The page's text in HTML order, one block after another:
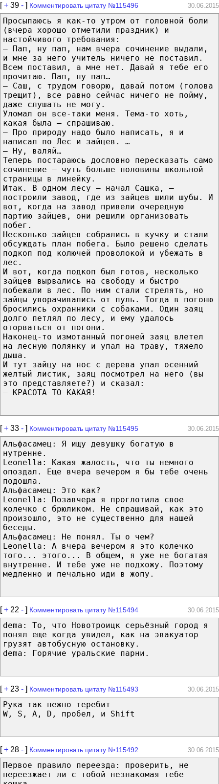
[+ 39 - ] Комментировать цитату №115496 30.06.2015
Просыпаюсь я как-то утром от головной боли
(вчера хорошо отметили праздник) и
настойчивого требования:
— Пап, ну пап, нам вчера сочинение выдали,
и мне за него учитель ничего не поставил.
Всем поставил, а мне нет. Давай я тебе его
прочитаю. Пап, ну пап…
— Саш, с трудом говорю, давай потом (голова
трещит), все равно сейчас ничего не пойму,
даже слушать не могу.
Уломал он все-таки меня. Тема-то хоть,
какая была — спрашиваю.
— Про природу надо было написать, я и
написал по Лес и зайцев. …
— Ну, валяй…
Теперь постараюсь дословно пересказать само
сочинение — чуть больше половины школьной
страницы в линейку.
Итак. В одном лесу — начал Сашка, —
построили завод, где из зайцев шили шубы. И
вот, когда на завод привели очередную
партию зайцев, они решили организовать
побег.
Несколько зайцев собрались в кучку и стали
обсуждать план побега. Было решено сделать
подкоп под колючей проволокой и убежать в
лес.
И вот, когда подкоп был готов, несколько
зайцев вырвались на свободу и быстро
побежали в лес. По ним стали стрелять, но
зайцы уворачивались от пуль. Тогда в погоню
бросились охранники с собаками. Один заяц
долго петлял по лесу, и ему удалось
оторваться от погони.
Наконец-то измотанный погоней заяц влетел
на лесную полянку и упал на траву, тяжело
дыша.
И тут зайцу на нос с дерева упал осенний
желтый листик, заяц посмотрел на него (вы
это представляете?) и сказал:
— КРАСОТА-ТО КАКАЯ!
[+ 33 - ] Комментировать цитату №115495 30.06.2015
Альфасамец: Я ищу девушку богатую в
нутренне.
Leonella: Какая жалость, что ты немного
опоздал. Еще вчера вечером я бы тебе очень
подошла.
Альфасамец: Это как?
Leonella: Позавчера я проглотила свое
колечко с брюликом. Не спрашивай, как это
произошло, это не существенно для нашей
беседы.
Альфасамец: Не понял. Ты о чем?
Leonella: А вчера вечером я это колечко
того... этого... В общем, я уже не богатая
внутренне. И тебе уже не подхожу. Поэтому
медленно и печально иди в жопу.
[+ 22 - ] Комментировать цитату №115494 30.06.2015
dema: То, что Новотроицк серьёзный город я
понял еще когда увидел, как на эвакуатор
грузят автобусную остановку.
dema: Горячие уральские парни.
[+ 23 - ] Комментировать цитату №115493 30.06.2015
Рука так нежно теребит
W, S, A, D, пробел, и Shift
[+ 28 - ] Комментировать цитату №115492 30.06.2015
Первое правило переезда: проверить, не
переезжает ли с тобой незнакомая тебе